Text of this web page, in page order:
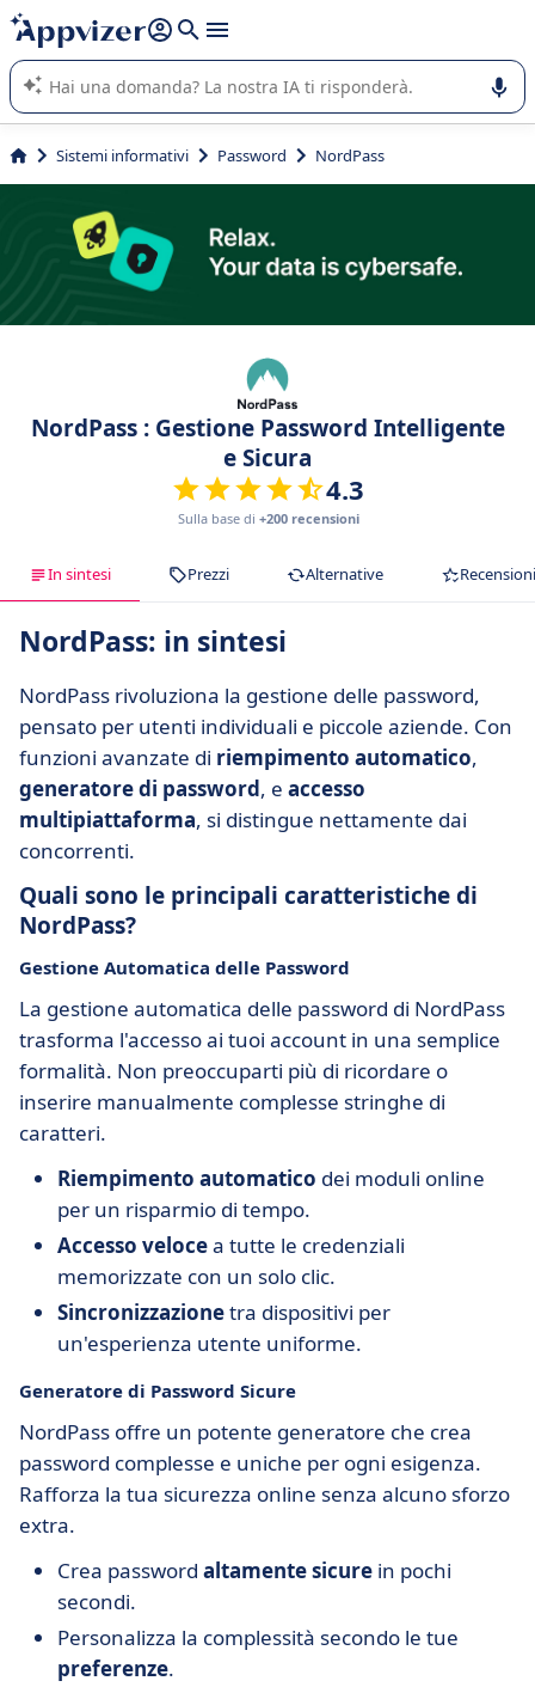
righe con
shift + enter
L'IA di Appvizer vi guida nell'utilizzo o nella scelta di un
software SaaS per la vostra azienda.
Sistemi informativi Password NordPass
NordPass : Gestione Password Intelligente
e Sicura
4.3
Sulla base di +200 recensioni
In sintesi Prezzi Alternative Recensioni
NordPass: in sintesi
NordPass rivoluziona la gestione delle password,
pensato per utenti individuali e piccole aziende. Con
funzioni avanzate di riempimento automatico,
generatore di password, e accesso
multipiattaforma, si distingue nettamente dai
concorrenti.
Quali sono le principali caratteristiche di
NordPass?
Gestione Automatica delle Password
La gestione automatica delle password di NordPass
trasforma l'accesso ai tuoi account in una semplice
formalità. Non preoccuparti più di ricordare o
inserire manualmente complesse stringhe di
caratteri.
Riempimento automatico dei moduli online
per un risparmio di tempo.
Accesso velocea tutte le credenziali
memorizzate con un solo clic.
Sincronizzazionetra dispositivi per
un'esperienza utente uniforme.
Generatore di Password Sicure
NordPass offre un potente generatore che crea
password complesse e uniche per ogni esigenza.
Rafforza la tua sicurezza online senza alcuno sforzo
extra.
Crea password altamente sicure in pochi
secondi.
Personalizza la complessità secondo le tue
preferenze.